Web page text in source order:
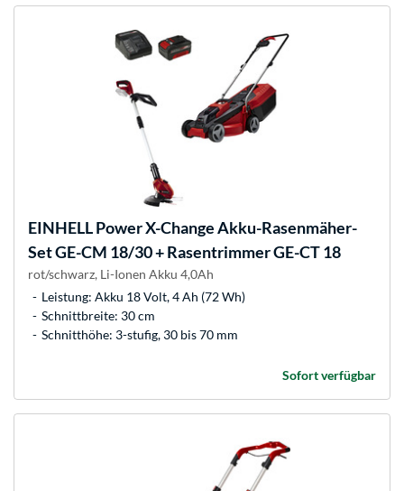
EINHELLPower X-Change Akku-Rasenmäher-
Set GE-CM 18/30 + Rasentrimmer GE-CT 18
rot/schwarz, Li-Ionen Akku 4,0Ah
Leistung: Akku 18 Volt, 4 Ah (72 Wh)
Schnittbreite: 30 cm
Schnitthöhe: 3-stufig, 30 bis 70 mm
Sofort verfügbar